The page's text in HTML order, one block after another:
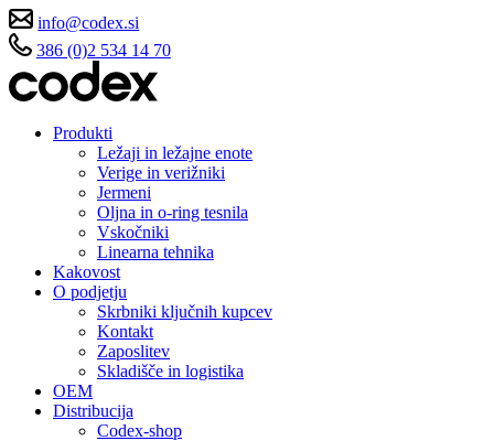
info@codex.si
386 (0)2 534 14 70
Produkti
Ležaji in ležajne enote
Verige in verižniki
Jermeni
Oljna in o-ring tesnila
Vskočniki
Linearna tehnika
Kakovost
O podjetju
Skrbniki ključnih kupcev
Kontakt
Zaposlitev
Skladišče in logistika
OEM
Distribucija
Codex-shop